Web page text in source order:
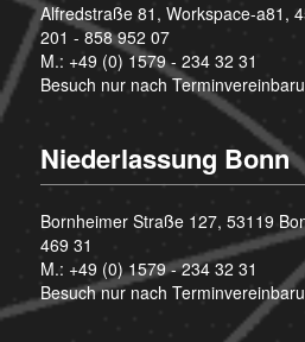
Alfredstraße 81, Workspace-a81,
201 - 858 952 07
M.: +49 (0) 1579 - 234 32 31
Besuch nur nach
Niederlassung Bonn
Bornheimer Straße 127, 53119
469 31
M.: +49 (0) 1579 - 234 32 31
Besuch nur nach